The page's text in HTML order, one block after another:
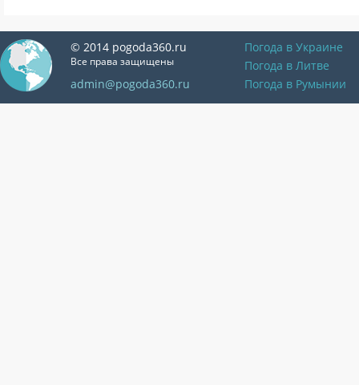
© 2014 pogoda360.ru
Все права защищены
admin@pogoda360.ru
Погода в Украине
Погода в Литве
Погода в Румынии